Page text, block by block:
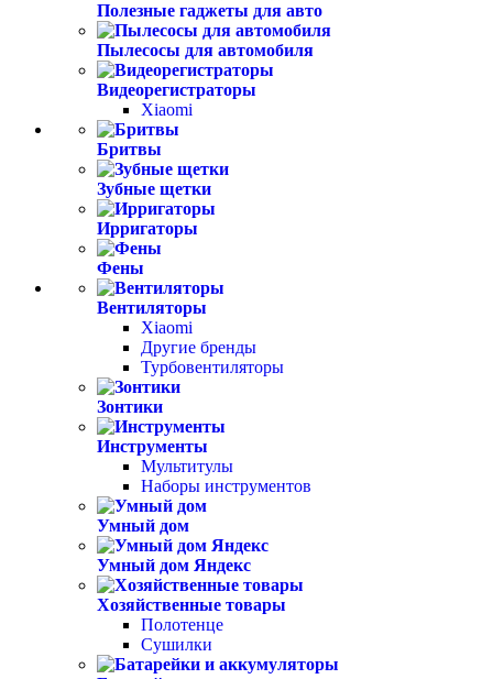
Полезные гаджеты для авто
Пылесосы для автомобиля
Видеорегистраторы
Xiaomi
Бритвы
Зубные щетки
Ирригаторы
Фены
Вентиляторы
Xiaomi
Другие бренды
Турбовентиляторы
Зонтики
Инструменты
Мультитулы
Наборы инструментов
Умный дом
Умный дом Яндекс
Хозяйственные товары
Полотенце
Сушилки